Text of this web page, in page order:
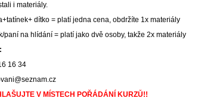
i materiály.
dítko = platí jedna cena, obdržíte 1x materiály
paní na hlídání = platí jako dvě osoby, takže 2x materiály
16 34
V MÍSTECH POŘÁDÁNÍ KURZŮ!!